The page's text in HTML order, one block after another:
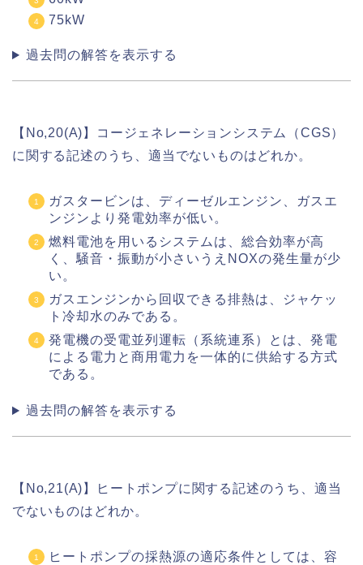
75kW
過去問の解答を表示する
【No,20(A)】コージェネレーションシステム（CGS）
に関する記述のうち、適当でないものはどれか。
ガスタービンは、ディーゼルエンジン、ガスエ
ンジンより発電効率が低い。
燃料電池を用いるシステムは、総合効率が高
く、騒音・振動が小さいうえNOXの発生量が少
い。
ガスエンジンから回収できる排熱は、ジャケッ
ト冷却水のみである。
発電機の受電並列運転（系統連系）とは、発電
による電力と商用電力を一体的に供給する方式
である。
過去問の解答を表示する
【No,21(A)】ヒートポンプに関する記述のうち、適当
でないものはどれか。
ヒートポンプの採熱源の適応条件としては、容